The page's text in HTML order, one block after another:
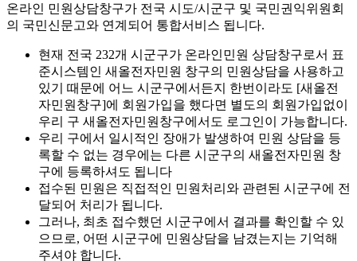
온라인 민원상담창구가 전국 시도/시군구 및 국민권익위원회
의 국민신문고와 연계되어 통합서비스 됩니다.
현재 전국 232개 시군구가 온라인민원 상담창구로서 표
준시스템인 새올전자민원 창구의 민원상담을 사용하고
있기 때문에 어느 시군구에서든지 한번이라도 [새올전
자민원창구]에 회원가입을 했다면 별도의 회원가입없이
우리 구 새올전자민원창구에서도 로그인이 가능합니다.
우리 구에서 일시적인 장애가 발생하여 민원 상담을 등
록할 수 없는 경우에는 다른 시군구의 새올전자민원 창
구에 등록하셔도 됩니다
접수된 민원은 직접적인 민원처리와 관련된 시군구에 전
달되어 처리가 됩니다.
그러나, 최초 접수했던 시군구에서 결과를 확인할 수 있
으므로, 어떤 시군구에 민원상담을 남겼는지는 기억해
주셔야 합니다.